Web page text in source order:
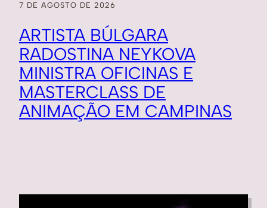
7 DE AGOSTO DE 2026
ARTISTA BÚLGARA
RADOSTINA NEYKOVA
MINISTRA OFICINAS E
MASTERCLASS DE
ANIMAÇÃO EM CAMPINAS